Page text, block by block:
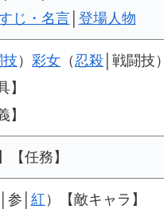
じ・名言│ 登場人物
） 彩女 （ 忍殺 │戦闘技）
】
】
【任務】
│ 紅 ）【敵キャラ】